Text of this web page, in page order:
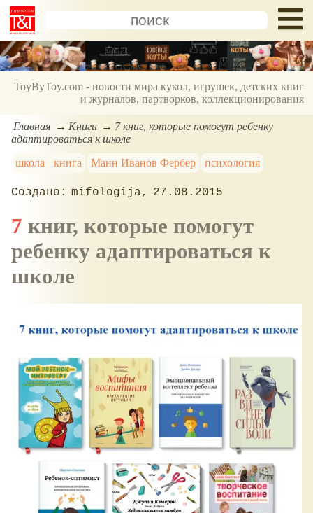
ToyByToy.com - новости мира кукол, игрушек, детских книг
и журналов, партворков, коллекционирования
Главная Книги
7 книг, которые помогут ребенку
адаптироваться к школе
школа
книга Манн Иванов Фербер психология
mifologija 27.08.2015
7 книг, которые помогут
ребенку адаптироваться к
школе